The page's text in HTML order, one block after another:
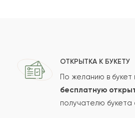
Ваш e-mailОТКРЫТКА К БУКЕТУ
По желанию в букет
бесплатную
получателю